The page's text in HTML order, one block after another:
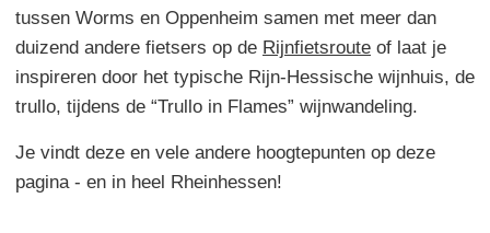
tussen Worms en Oppenheim samen met meer dan
duizend andere fietsers op de Rijnfietsroute of laat je
inspireren door het typische Rijn-Hessische wijnhuis, de
trullo, tijdens de “Trullo in Flames” wijnwandeling.
Je vindt deze en vele andere hoogtepunten op deze
pagina - en in heel Rheinhessen!